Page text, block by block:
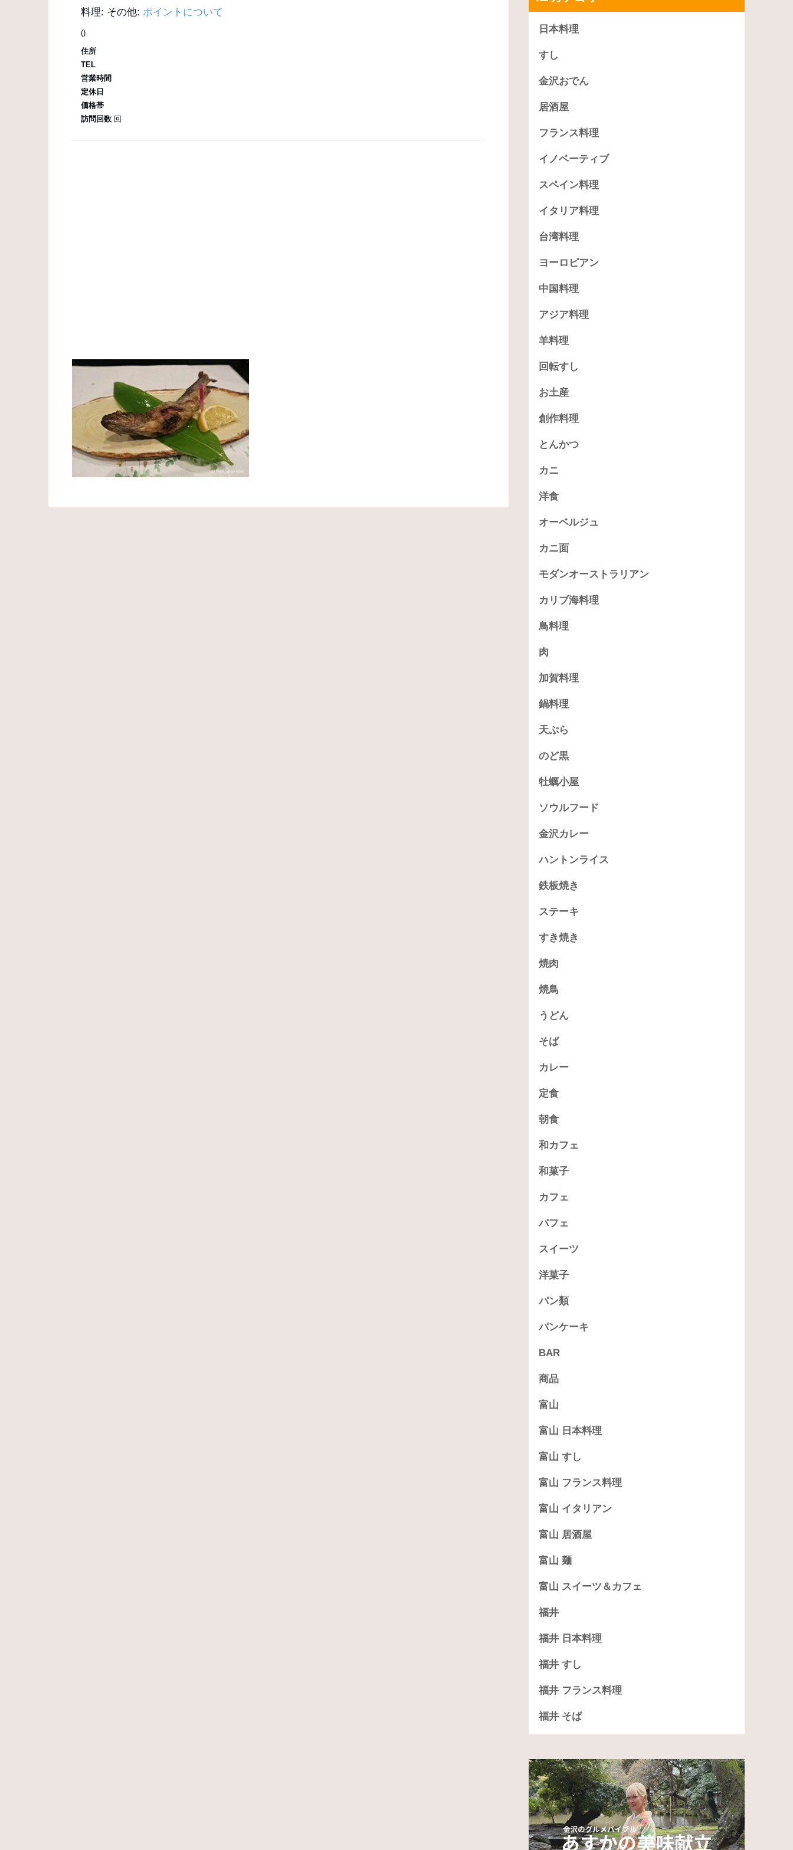
料理: その他: ポイントについて
()
住所
TEL
営業時間
定休日
価格帯
訪問回数 回
日本料理
すし
金沢おでん
居酒屋
フランス料理
イノベーティブ
スペイン料理
イタリア料理
台湾料理
ヨーロピアン
中国料理
アジア料理
羊料理
回転すし
お土産
創作料理
とんかつ
カニ
洋食
オーベルジュ
カニ面
モダンオーストラリアン
カリブ海料理
鳥料理
肉
加賀料理
鍋料理
天ぷら
のど黒
牡蠣小屋
ソウルフード
金沢カレー
ハントンライス
鉄板焼き
ステーキ
すき焼き
焼肉
焼鳥
うどん
そば
カレー
定食
朝食
和カフェ
和菓子
カフェ
パフェ
スイーツ
洋菓子
パン類
パンケーキ
BAR
商品
富山
富山 日本料理
富山 すし
富山 フランス料理
富山 イタリアン
富山 居酒屋
富山 麺
富山 スイーツ＆カフェ
福井
福井 日本料理
福井 すし
福井 フランス料理
福井 そば